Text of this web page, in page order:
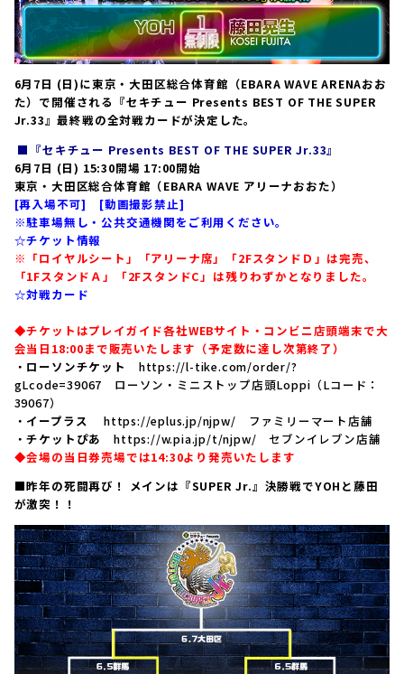
6月7日 (日)に東京・大田区総合体育館（EBARA WAVE ARENAおお
た）で開催される『セキチュー Presents BEST OF THE SUPER
Jr.33』最終戦の全対戦カードが決定した。
■ 『セキチュー Presents BEST OF THE SUPER Jr.33』
6月7日 (日) 15:30開場 17:00開始
東京・大田区総合体育館（EBARA WAVE アリーナおおた）
[再入場不可] [動画撮影禁止]
※駐車場無し・公共交通機関をご利用ください。
☆チケット情報
※「ロイヤルシート」「アリーナ席」「2FスタンドＤ」は完売、
「1FスタンドＡ」「2FスタンドC」は残りわずかとなりました。
☆対戦カード
◆チケットはプレイガイド各社WEBサイト・コンビニ店頭端末で大
会当日18:00まで販売いたします（予定数に達し次第終了）
・ ローソンチケット
https://l-tike.com/order/?
gLcode=39067 ローソン・ミニストップ店頭Loppi（Lコード：
39067）
・ イープラス https://eplus.jp/njpw/ ファミリーマート店舗
・チケットぴあ https://w.pia.jp/t/njpw/ セブンイレブン店舗
◆会場の当日券売場では14:30より発売いたします
■昨年の死闘再び！ メインは『SUPER Jr.』決勝戦でYOHと藤田
が激突！！